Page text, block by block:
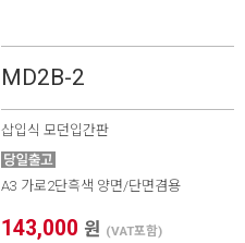
MD2B-2
삽입식 모던입간판
A3 가로2단흑색 양면/단면겸용
143,000 원 (VAT포함)